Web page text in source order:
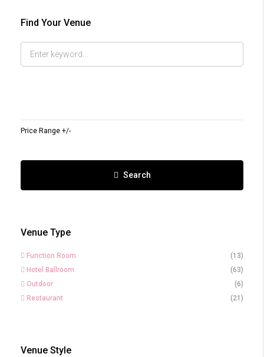
Find Your Venue
Price Range +/-
Search
Venue Type
Function Room
(13)
Hotel Ballroom
(63)
Outdoor
(6)
Restaurant
(21)
Venue Style